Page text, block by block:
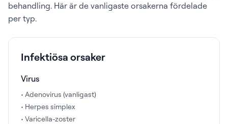
behandling. Här är de vanligaste orsakerna fördelade
per typ.
Infektiösa orsaker
Virus
• Adenovirus (vanligast)
• Herpes simplex
• Varicella-zoster